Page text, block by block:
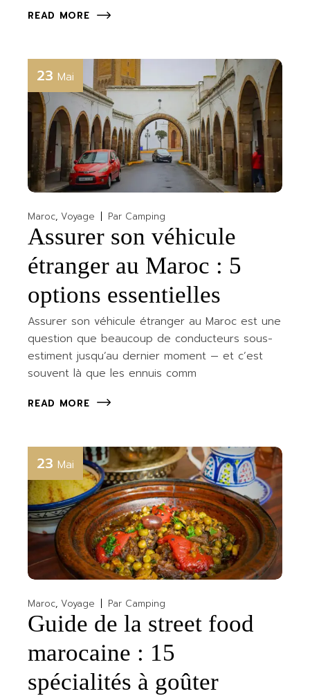
READ MORE
23 Mai
Maroc Voyage Par Camping
Assurer son véhicule
étranger au Maroc : 5
options essentielles
Assurer son véhicule étranger au Maroc est une
question que beaucoup de conducteurs sous-
estiment jusqu’au dernier moment — et c’est
souvent là que les ennuis comm
READ MORE
23 Mai
Maroc Voyage Par Camping
Guide de la street food
marocaine : 15
spécialités à goûter